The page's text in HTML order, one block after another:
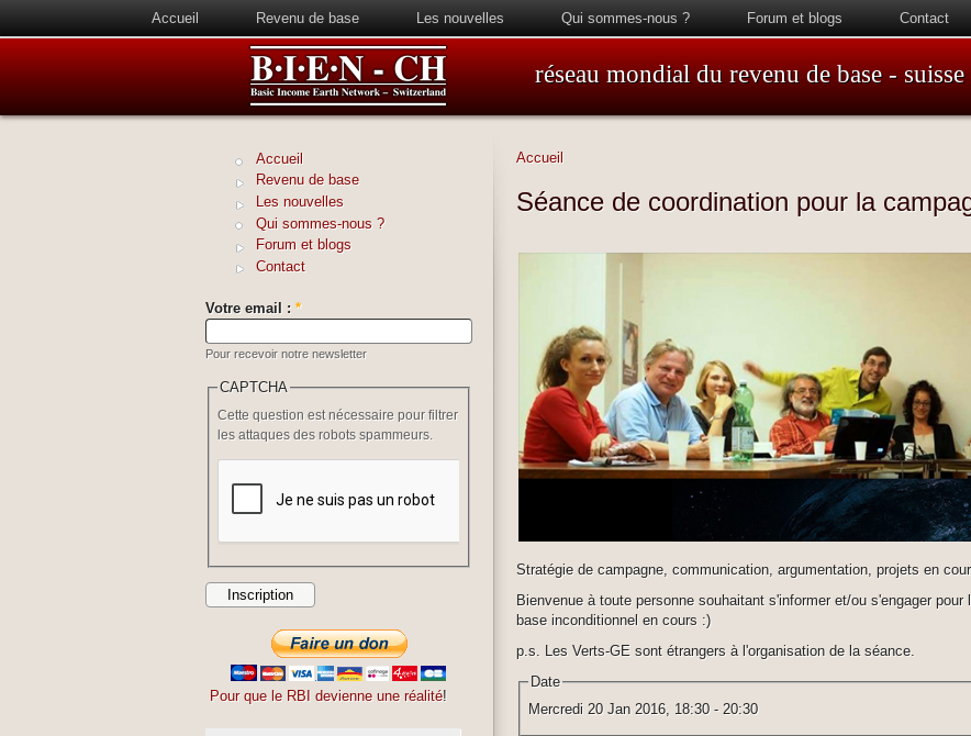
Accueil Revenu de base Les nouvelles Qui sommes-nous ? Forum et blogs Contact
réseau mondial du revenu de base - suisse
Accueil
Séance de coordination pour la
Stratégie de campagne, communication, argumentation, projets en
Bienvenue à toute personne souhaitant s'informer et/ou s'engager
base inconditionnel en cours :)
p.s. Les Verts-GE sont étrangers à l'organisation de la séance.
Date
Mercredi 20 Jan 2016, 18:30- 20:30
Accueil
Revenu de base
Les nouvelles
Qui sommes-nous ?
Forum et blogs
Contact
Votre email : *
Pour recevoir notre newsletter
CAPTCHA
Cette question est nécessaire pour filtrer
les attaques des robots spammeurs.
Pour que le RBI devienne une réalité!